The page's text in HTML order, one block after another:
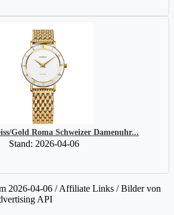
Gold Roma Schweizer Damenuhr...
Stand: 2026-04-06
2026-04-06 / Affiliate Links / Bilder von
API